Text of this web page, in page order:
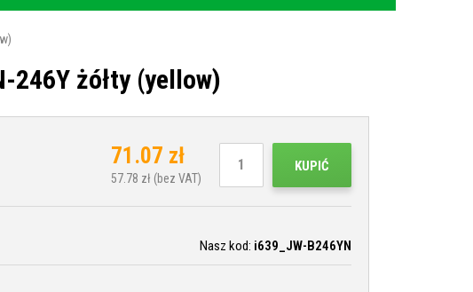
246Y żółty (yellow)
71.07 zł
57.78 zł (bez VAT)
KUPIĆ
Nasz kod: i639_JW-B246YN